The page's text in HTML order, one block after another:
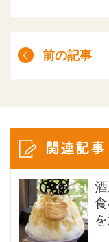
前の記事
関連記事